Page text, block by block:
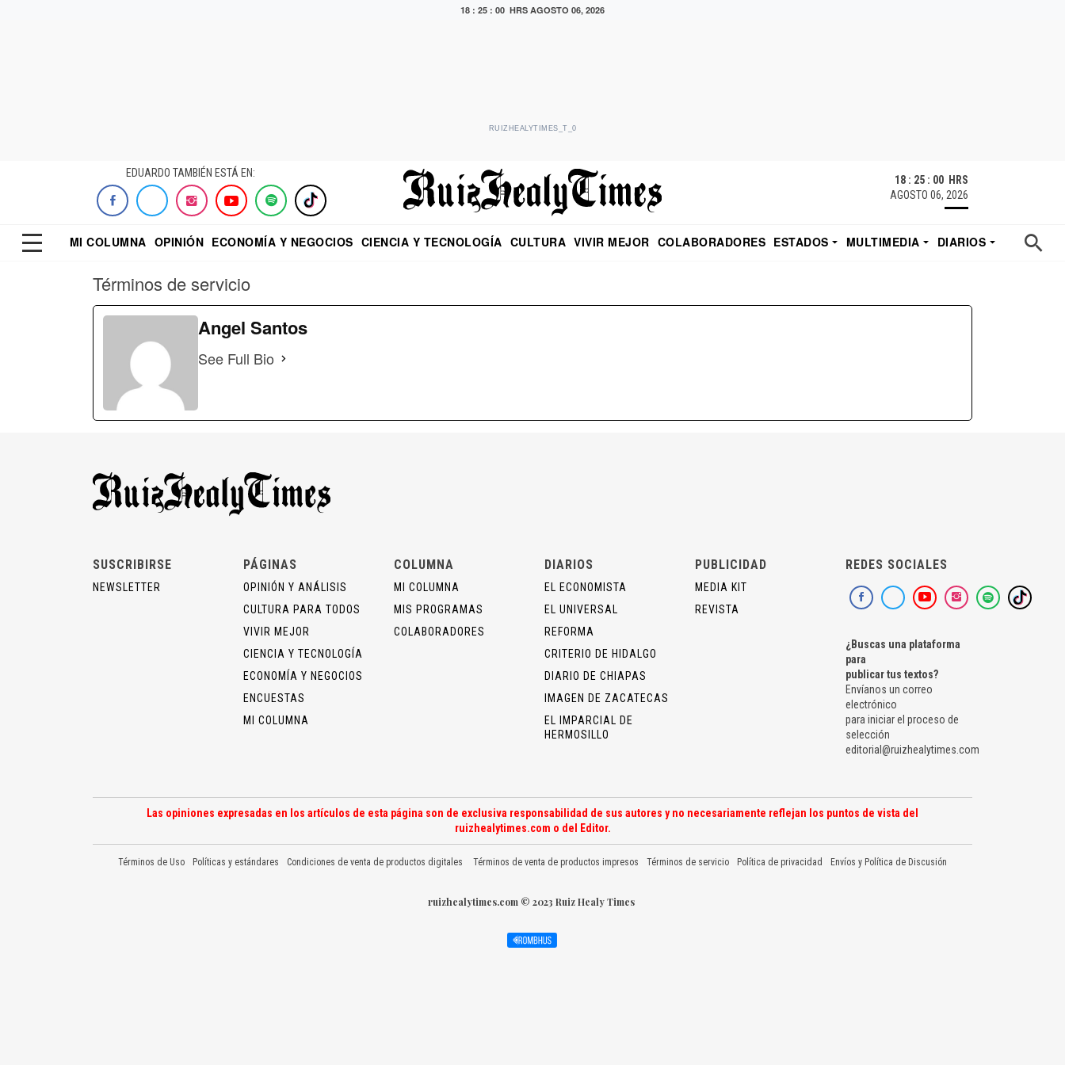
18 : 25 : 00 HRS AGOSTO 06, 2026
RUIZHEALYTIMES_T_0
EDUARDO TAMBIÉN ESTÁ EN:
18 : 25 : 00 HRS
AGOSTO 06, 2026
MI COLUMNA OPINIÓN ECONOMÍA Y NEGOCIOS CIENCIA Y TECNOLOGÍA CULTURA VIVIR MEJOR COLABORADORES ESTADOS MULTIMEDIA
DIARIOS
Términos de servicio
Angel Santos
See Full Bio
SUSCRIBIRSE
NEWSLETTER
PÁGINAS
OPINIÓN Y ANÁLISIS
CULTURA PARA TODOS
VIVIR MEJOR
CIENCIA Y TECNOLOGÍA
ECONOMÍA Y NEGOCIOS
ENCUESTAS
MI COLUMNA
COLUMNA
MI COLUMNA
MIS PROGRAMAS
COLABORADORES
DIARIOS
EL ECONOMISTA
EL UNIVERSAL
REFORMA
CRITERIO DE HIDALGO
DIARIO DE CHIAPAS
IMAGEN DE ZACATECAS
EL IMPARCIAL DE
HERMOSILLO
PUBLICIDAD
MEDIA KIT
REVISTA
REDES SOCIALES
¿Buscas una plataforma
para
publicar tus textos?
Envíanos un correo
electrónico
para iniciar el proceso de
selección
editorial@ruizhealytimes.com
Las opiniones expresadas en los artículos de esta página son de exclusiva responsabilidad de sus autores y no necesariamente reflejan los puntos de vista del
ruizhealytimes.com o del Editor.
Términos de Uso Políticas y estándares Condiciones de venta de productos digitales Términos de venta de productos impresos Términos de servicio Política de privacidad Envíos y Política de Discusión
ruizhealytimes.com © 2023 Ruiz Healy Times